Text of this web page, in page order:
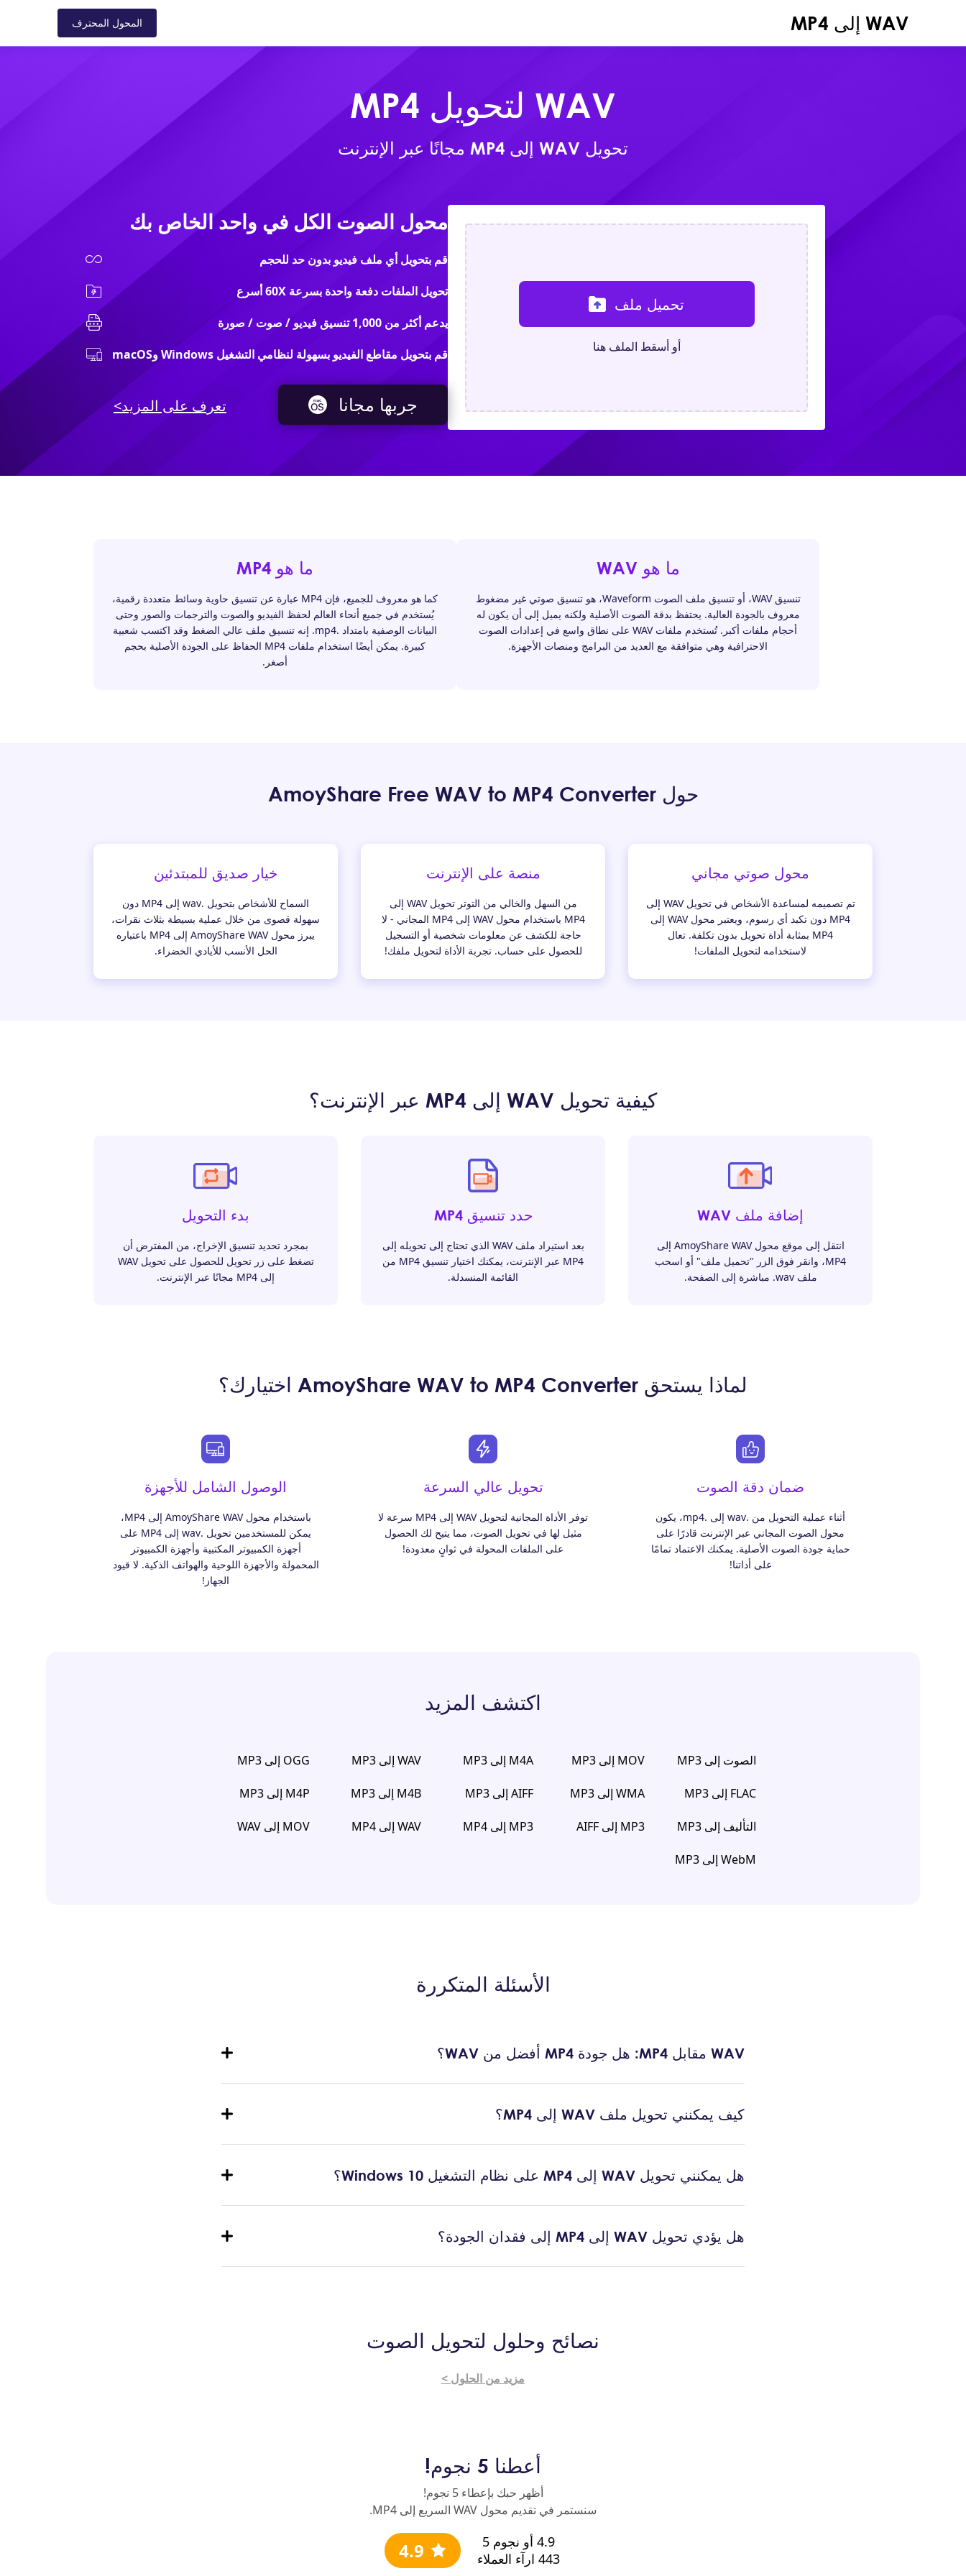
المدونة WAV إلى MP4 المحول المحترف
WAV لتحويل MP4
تحويل WAV إلى MP4 مجانًا عبر الإنترنت
تحميل ملف
أو أسقط الملف هنا
محول الصوت الكل في واحد الخاص بك
قم بتحويل أي ملف فيديو بدون حد للحجم
تحويل الملفات دفعة واحدة بسرعة 60X أسرع
يدعم أكثر من 1,000 تنسيق فيديو / صوت / صورة
قم بتحويل مقاطع الفيديو بسهولة لنظامي التشغيل Windows وmacOS
جربها مجانا تعرف على المزيد>
ما هو WAV
تنسيق WAV، أو تنسيق ملف الصوت Waveform، هو تنسيق صوتي غير مضغوط
معروف بالجودة العالية. يحتفظ بدقة الصوت الأصلية ولكنه يميل إلى أن يكون له
أحجام ملفات أكبر. تُستخدم ملفات WAV على نطاق واسع في إعدادات الصوت
الاحترافية وهي متوافقة مع العديد من البرامج ومنصات الأجهزة.
ما هو MP4
كما هو معروف للجميع، فإن MP4 عبارة عن تنسيق حاوية وسائط متعددة رقمية،
يُستخدم في جميع أنحاء العالم لحفظ الفيديو والصوت والترجمات والصور وحتى
البيانات الوصفية بامتداد .mp4. إنه تنسيق ملف عالي الضغط وقد اكتسب شعبية
كبيرة. يمكن أيضًا استخدام ملفات MP4 الحفاظ على الجودة الأصلية بحجم
أصغر.
حول AmoyShare Free WAV to MP4 Converter
محول صوتي مجاني
تم تصميمه لمساعدة الأشخاص في تحويل WAV إلى
MP4 دون تكبد أي رسوم، ويعتبر محول WAV إلى
MP4 بمثابة أداة تحويل بدون تكلفة. تعال
لاستخدامه لتحويل الملفات!
منصة على الإنترنت
من السهل والخالي من التوتر تحويل WAV إلى
MP4 باستخدام محول WAV إلى MP4 المجاني - لا
حاجة للكشف عن معلومات شخصية أو التسجيل
للحصول على حساب. تجربة الأداة لتحويل ملفك!
خيار صديق للمبتدئين
السماح للأشخاص بتحويل .wav إلى MP4 دون
سهولة قصوى من خلال عملية بسيطة بثلاث نقرات،
يبرز محول AmoyShare WAV إلى MP4 باعتباره
الحل الأنسب للأيادي الخضراء.
كيفية تحويل WAV إلى MP4 عبر الإنترنت؟
إضافة ملف WAV
انتقل إلى موقع محول AmoyShare WAV إلى
MP4، وانقر فوق الزر "تحميل ملف" أو اسحب
ملف ‎.wav مباشرة إلى الصفحة.
حدد تنسيق MP4
بعد استيراد ملف WAV الذي تحتاج إلى تحويله إلى
MP4 عبر الإنترنت، يمكنك اختيار تنسيق MP4 من
القائمة المنسدلة.
بدء التحويل
بمجرد تحديد تنسيق الإخراج، من المفترض أن
تضغط على زر تحويل للحصول على تحويل WAV
إلى MP4 مجانًا عبر الإنترنت.
لماذا يستحق AmoyShare WAV to MP4 Converter اختيارك؟
ضمان دقة الصوت
أثناء عملية التحويل من .wav إلى .mp4، يكون
محول الصوت المجاني عبر الإنترنت قادرًا على
حماية جودة الصوت الأصلية. يمكنك الاعتماد تمامًا
على أداتنا!
تحويل عالي السرعة
توفر الأداة المجانية لتحويل WAV إلى MP4 سرعة لا
مثيل لها في تحويل الصوت، مما يتيح لك الحصول
على الملفات المحولة في ثوانٍ معدودة!
الوصول الشامل للأجهزة
باستخدام محول AmoyShare WAV إلى MP4،
يمكن للمستخدمين تحويل .wav إلى MP4 على
أجهزة الكمبيوتر المكتبية وأجهزة الكمبيوتر
المحمولة والأجهزة اللوحية والهواتف الذكية. لا قيود
الجهاز!
اكتشف المزيد
الصوت إلى MP3 MOV إلى MP3 M4A إلى MP3 WAV إلى MP3 OGG إلى MP3
FLAC إلى MP3 WMA إلى MP3 AIFF إلى MP3 M4B إلى MP3 M4P إلى MP3
التأليف إلى MP3 MP3 إلى AIFF MP3 إلى MP4 WAV إلى MP4 MOV إلى WAV
WebM إلى MP3
الأسئلة المتكررة
WAV مقابل MP4: هل جودة MP4 أفضل من WAV؟
كيف يمكنني تحويل ملف WAV إلى MP4؟
هل يمكنني تحويل WAV إلى MP4 على نظام التشغيل Windows 10؟
هل يؤدي تحويل WAV إلى MP4 إلى فقدان الجودة؟
نصائح وحلول لتحويل الصوت
مزيد من الحلول >
أعطنا 5 نجوم!
أظهر حبك بإعطاء 5 نجوم!
سنستمر في تقديم محول WAV السريع إلى MP4.
4.9 4.9 أو نجوم 5
443 ارآء العملاء